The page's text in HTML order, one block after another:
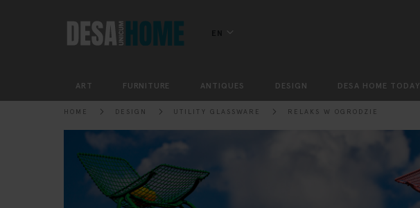
EN
ART FURNITURE ANTIQUES DESIGN DESA HOME TODAY
HOME DESIGN UTILITY GLASSWARE RELAKS W OGRODZIE